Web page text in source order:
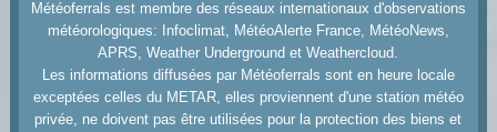
Météoferrals est membre des réseaux internationaux d'observations
météorologiques: Infoclimat, MétéoAlerte France, MétéoNews,
APRS, Weather Underground et Weathercloud.
Les informations diffusées par Météoferrals sont en heure locale
exceptées celles du METAR, elles proviennent d'une station météo
privée, ne doivent pas être utilisées pour la protection des biens et